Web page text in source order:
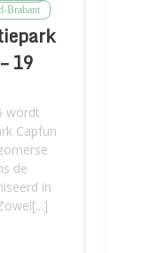
Brabant
19
wordt
Capfun
de
in